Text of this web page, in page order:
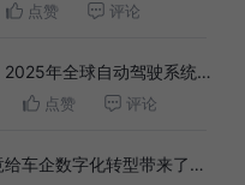
点赞 评论
年全球自动驾驶系统市
点赞 评论
车企数字化转型带来了什